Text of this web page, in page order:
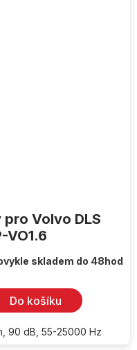
Volvo DLS
VO1.6
skladem do 48hod
Do košíku
90 dB, 55-25000 Hz